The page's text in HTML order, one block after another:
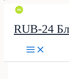
RUB-24